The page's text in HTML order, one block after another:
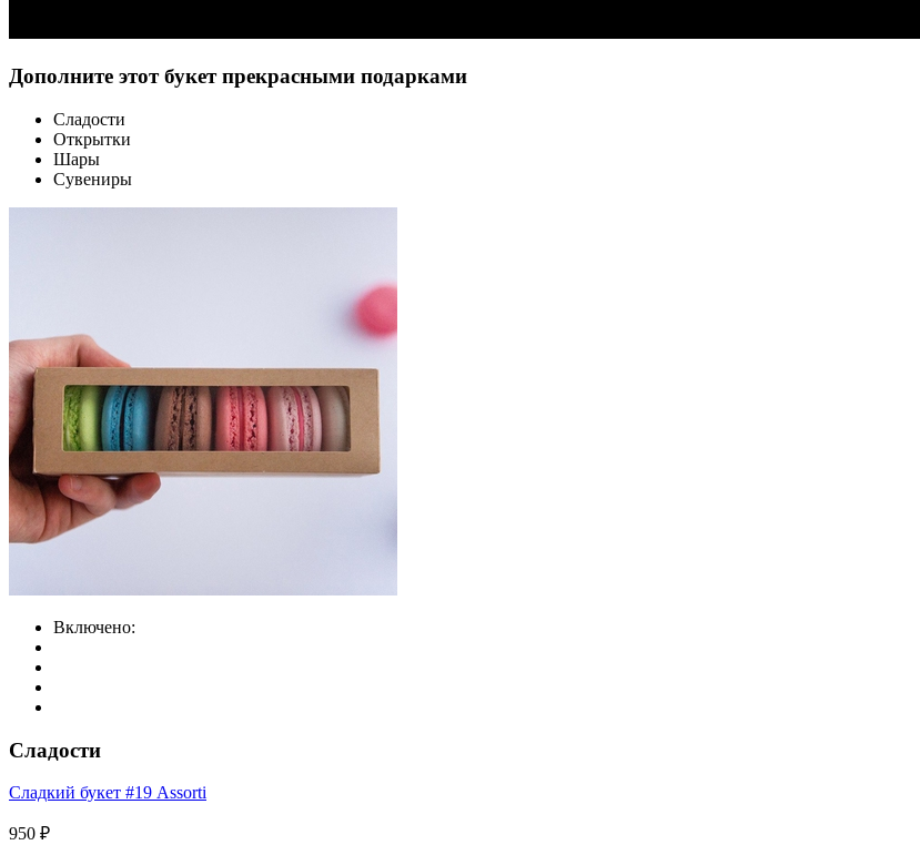
Дополните этот букет прекрасными подарками
Сладости
Открытки
Шары
Сувениры
Включено:
Сладости
Сладкий букет #19 Assorti
950 ₽